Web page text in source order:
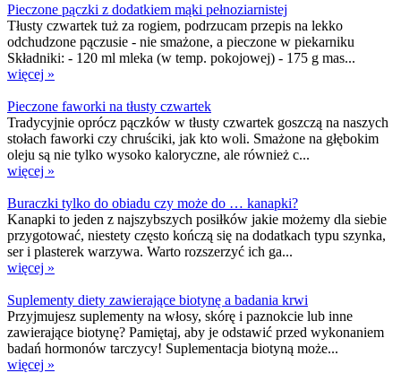
Pieczone pączki z dodatkiem mąki pełnoziarnistej
Tłusty czwartek tuż za rogiem, podrzucam przepis na lekko
odchudzone pączusie - nie smażone, a pieczone w piekarniku
Składniki: - 120 ml mleka (w temp. pokojowej) - 175 g mas...
więcej »
Pieczone faworki na tłusty czwartek
Tradycyjnie oprócz pączków w tłusty czwartek goszczą na naszych
stołach faworki czy chruściki, jak kto woli. Smażone na głębokim
oleju są nie tylko wysoko kaloryczne, ale również c...
więcej »
Buraczki tylko do obiadu czy może do … kanapki?
Kanapki to jeden z najszybszych posiłków jakie możemy dla siebie
przygotować, niestety często kończą się na dodatkach typu szynka,
ser i plasterek warzywa. Warto rozszerzyć ich ga...
więcej »
Suplementy diety zawierające biotynę a badania krwi
Przyjmujesz suplementy na włosy, skórę i paznokcie lub inne
zawierające biotynę? Pamiętaj, aby je odstawić przed wykonaniem
badań hormonów tarczycy! Suplementacja biotyną może...
więcej »